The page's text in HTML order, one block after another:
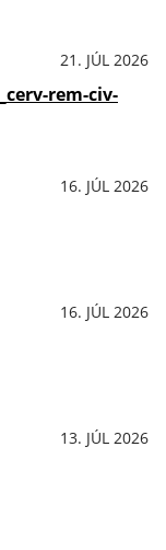
21. JÚL 2026
rem-civ-
16. JÚL 2026
16. JÚL 2026
13. JÚL 2026